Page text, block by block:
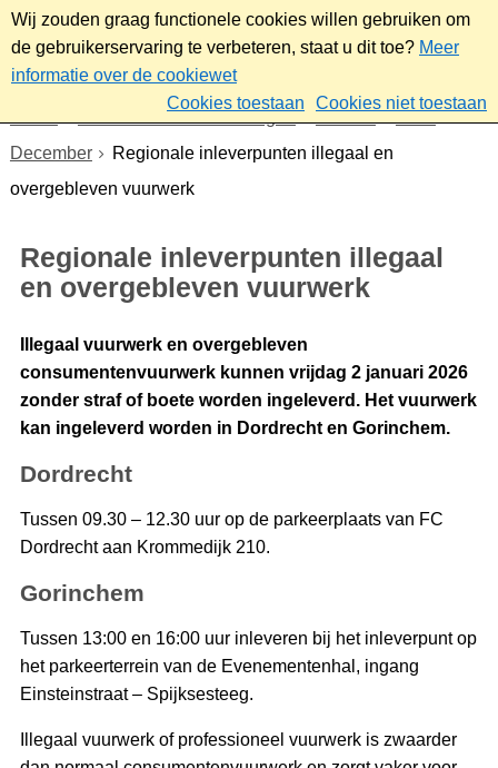
Wij zouden graag functionele cookies willen gebruiken om
de gebruikerservaring te verbeteren, staat u dit toe? Meer
informatie over de cookiewet
Cookies toestaan
Cookies niet toestaan
Nieuws & bekendmakingen Nieuws
2025
December
Regionale inleverpunten illegaal en
overgebleven vuurwerk
Regionale inleverpunten illegaal
en overgebleven vuurwerk
Illegaal vuurwerk en overgebleven
consumentenvuurwerk kunnen vrijdag 2 januari 2026
zonder straf of boete worden ingeleverd. Het vuurwerk
kan ingeleverd worden in Dordrecht en Gorinchem.
Dordrecht
Tussen 09.30 – 12.30 uur op de parkeerplaats van FC
Dordrecht aan Krommedijk 210.
Gorinchem
Tussen 13:00 en 16:00 uur inleveren bij het inleverpunt op
het parkeerterrein van de Evenementenhal, ingang
Einsteinstraat – Spijksesteeg.
Illegaal vuurwerk of professioneel vuurwerk is zwaarder